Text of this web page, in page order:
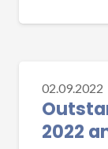
02.09.2022
2022